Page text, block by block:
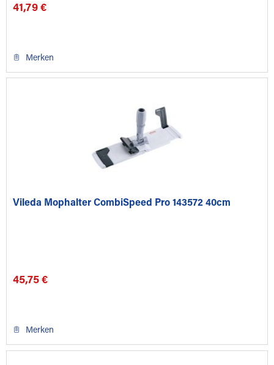
41,79 €
Merken
Vileda Mophalter CombiSpeed Pro 143572 40cm
45,75 €
Merken